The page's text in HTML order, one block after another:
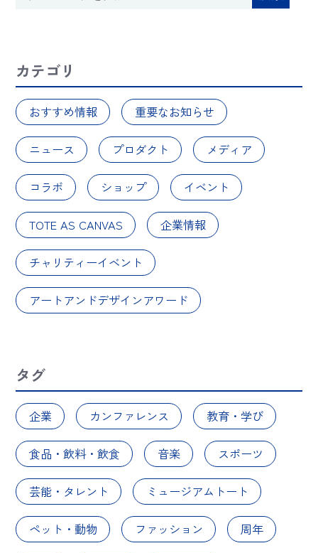
カテゴリ
おすすめ情報 重要なお知らせ
ニュース プロダクト メディア
コラボ ショップ イベント
TOTE AS CANVAS 企業情報
チャリティーイベント
アートアンドデザインアワード
タグ
企業 カンファレンス 教育・学び
食品・飲料・飲食 音楽 スポーツ
芸能・タレント ミュージアムトート
ペット・動物 ファッション 周年